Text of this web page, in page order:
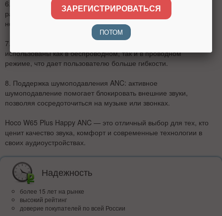
6. Размеры и вес:195 х 186 х 84 мм; вес: 210 г — компактные
размеры и легкий вес делают наушники удобными для
ношения.
7.
Поддержка Bluetooth и AUX:наушники могут быть
использованы как в беспроводном, так и в проводном
режиме, что дает пользователю больше гибкости.
8. Поддержка шумоподавления ANC: активное
шумоподавление помогает блокировать внешние звуки,
позволяя сосредоточиться на музыке или звонках.
Hoco W65 Plus Happy ANC — это отличный выбор для тех, кто
ценит качество звука, комфорт и современные технологии в
своих аудиоустройствах.
Надежность
более 15 лет на рынке
высокий рейтинг
доверие покупателей по всей России
ЗАРЕГИСТРИРОВАТЬСЯ
ПОТОМ